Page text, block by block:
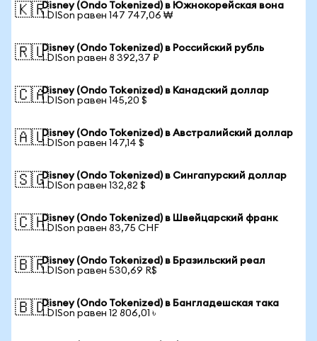
🇰🇷Disney (Ondo Tokenized) в Южнокорейская вона
1 DISon равен 147 747,06 ₩
🇷🇺Disney (Ondo Tokenized) в Российский рубль
1 DISon равен 8 392,37 ₽
🇨🇦Disney (Ondo Tokenized) в Канадский доллар
1 DISon равен 145,20 $
🇦🇺Disney (Ondo Tokenized) в Австралийский доллар
1 DISon равен 147,14 $
🇸🇬Disney (Ondo Tokenized) в Сингапурский доллар
1 DISon равен 132,82 $
🇨🇭Disney (Ondo Tokenized) в Швейцарский франк
1 DISon равен 83,75 CHF
🇧🇷Disney (Ondo Tokenized) в Бразильский реал
1 DISon равен 530,69 R$
🇧🇩Disney (Ondo Tokenized) в Бангладешская така
1 DISon равен 12 806,01 ৳